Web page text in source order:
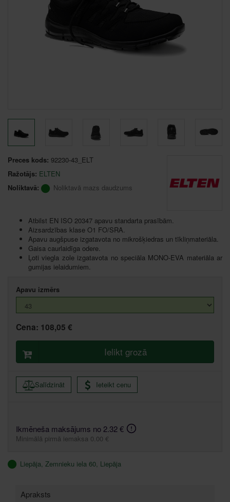
Preces kods: 92230-43_ELT
Ražotājs: ELTEN
Noliktavā:
Noliktavā mazs daudzums
Atbilst EN ISO 20347 apavu standarta prasībām.
Aizsardzības klase O1 FO/SRA.
Apavu augšpuse izgatavota no mikrošķiedras un tīkliņmateriāla.
Gaisa caurlaidīga odere.
Ļoti viegla zole izgatavota no speciāla MONO-EVA materiāla ar
gumijas ielaidumiem.
Apavu izmērs
Cena: 108,05 €
Ielikt grozā
Salīdzināt Ieteikt cenu
Ikmēneša maksājums no 2.32 €
Minimālā pirmā iemaksa 0.00 €
Liepāja, Zemnieku iela 60, Liepāja
Apraksts